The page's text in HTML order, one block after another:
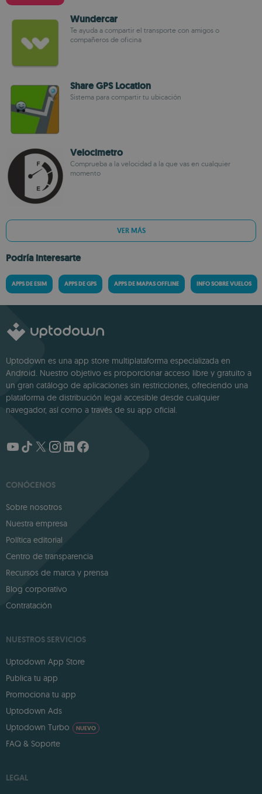
Wundercar
Te ayuda a compartir el transporte con amigos o
compañeros de oficina
Share GPS Location
Sistema para compartir tu ubicación
Velocimetro
Comprueba a la velocidad a la que vas en cualquier
momento
VER MÁS
Podría interesarte
APPS DE ESIM APPS DE GPS APPS DE MAPAS OFFLINE INFO SOBRE VUELOS
Uptodown es una app store multiplataforma especializada en
Android. Nuestro objetivo es proporcionar acceso libre y gratuito a
un gran catálogo de aplicaciones sin restricciones, ofreciendo una
plataforma de distribución legal accesible desde cualquier
navegador, así como a través de su app oficial.
CONÓCENOS
Sobre nosotros
Nuestra empresa
Política editorial
Centro de transparencia
Recursos de marca y prensa
Blog corporativo
Contratación
NUESTROS SERVICIOS
Uptodown App Store
Publica tu app
Promociona tu app
Uptodown Ads
Uptodown Turbo
NUEVO
FAQ & Soporte
LEGAL